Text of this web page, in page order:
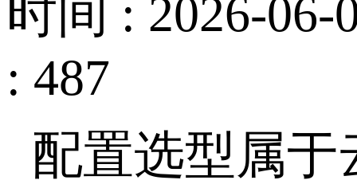
时间 : 2026-06-
: 487
配置选型属